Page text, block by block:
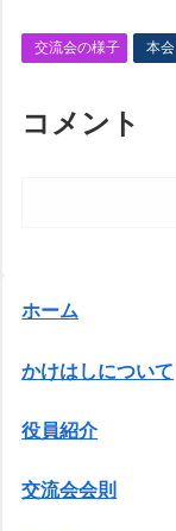
交流会の様子 本会
コメント
ホーム
かけはしについて
役員紹介
交流会会則